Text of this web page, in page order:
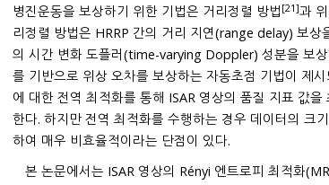
병진운동을 보상하기 위한 기법은 거리정렬 방법 [21]과
리정렬 방법은 HRRP 간의 거리 지연(range delay) 보상을 수행하고 위상보정 방법은 수직 방향
의 시간 변화 도플러(time-varying Doppler) 성분을 보상한다. 최근에는 ISAR 영상의
를 기반으로 위상 오차를 보상하는 자동초점 기법이 제시
에 대한 전역 최적화를 통해 ISAR 영상의 품질 지표 값을 최소화하여
한다. 하지만 전역 최적화를 수행하는 경우 데이터의 크
하여 매우 비효율적이라는 단점이 있다.
본 논문에서는 ISAR 영상의 Rényi 엔트로피 최적화